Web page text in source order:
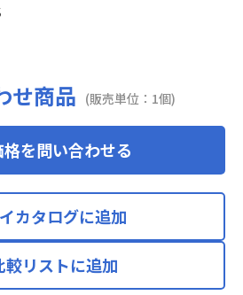
せ商品 (販売単位：1個)
を問い合わせる
カタログに追加
較リストに追加